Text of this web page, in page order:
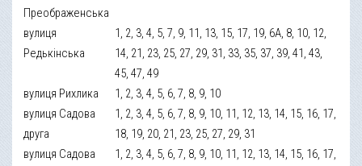
Преображенська
вулиця
Редькінська
1, 2, 3, 4, 5, 7, 9, 11, 13, 15, 17, 19, 6А, 8, 10, 12,
14, 21, 23, 25, 27, 29, 31, 33, 35, 37, 39, 41, 43,
45, 47, 49
вулиця Рихлика
1, 2, 3, 4, 5, 6, 7, 8, 9, 10
вулиця Садова
друга
1, 2, 3, 4, 5, 6, 7, 8, 9, 10, 11, 12, 13, 14, 15, 16, 17,
18, 19, 20, 21, 23, 25, 27, 29, 31
вулиця Садова
1, 2, 3, 4, 5, 6, 7, 8, 9, 10, 11, 12, 13, 14, 15, 16, 17,